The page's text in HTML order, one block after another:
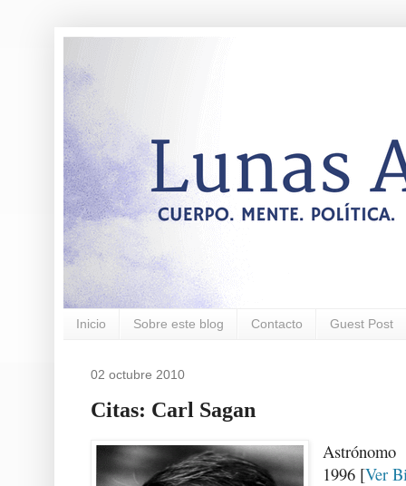
Inicio Sobre este blog Contacto Guest Post
02 octubre 2010
Citas: Carl Sagan
1996 [Ver